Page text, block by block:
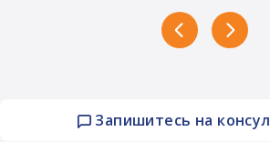
Запишитесь на